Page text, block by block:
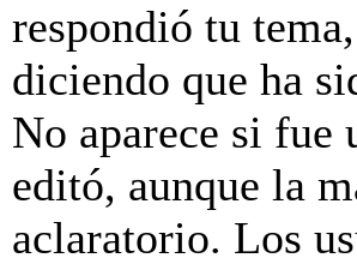
respondió tu
diciendo que ha
No aparece si
editó, aunque la
aclaratorio. Los